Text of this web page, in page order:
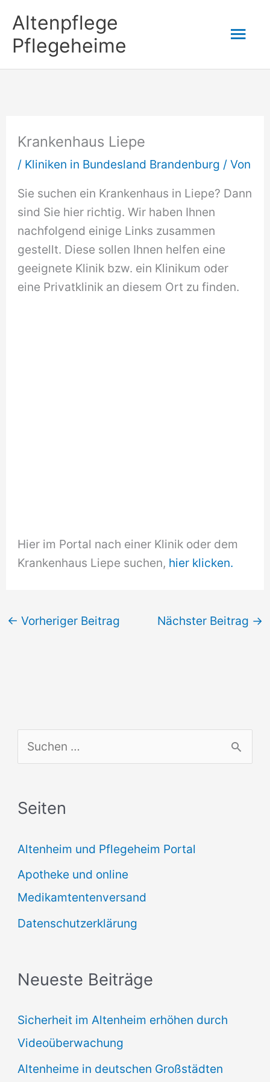
Inhalt
springen
Altenpflege
Pflegeheime
Krankenhaus Liepe
/ Kliniken in Bundesland Brandenburg / Von
Sie suchen ein Krankenhaus in Liepe? Dann
sind Sie hier richtig. Wir haben Ihnen
nachfolgend einige Links zusammen
gestellt. Diese sollen Ihnen helfen eine
geeignete Klinik bzw. ein Klinikum oder
eine Privatklinik an diesem Ort zu finden.
Hier im Portal nach einer Klinik oder dem
Krankenhaus Liepe suchen, hier klicken.
← Vorheriger Beitrag Nächster Beitrag →
u
h
n
n
a
c
Seiten
Altenheim und Pflegeheim Portal
Apotheke und online
Medikamtentenversand
Datenschutzerklärung
Neueste Beiträge
Sicherheit im Altenheim erhöhen durch
Videoüberwachung
Altenheime in deutschen Großstädten